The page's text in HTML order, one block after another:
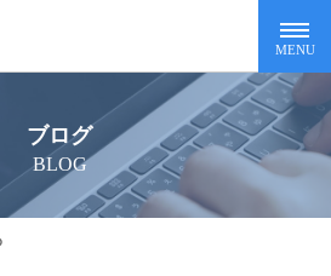
ブログ
BLOG